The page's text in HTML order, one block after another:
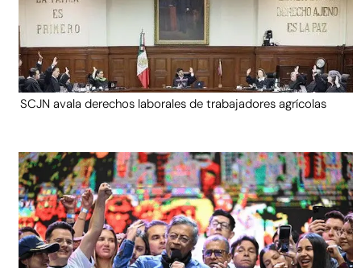
SCJN avala derechos laborales de trabajadores agrícolas